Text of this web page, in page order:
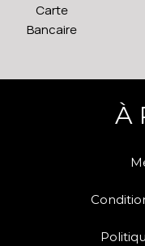
Carte
Bancaire
À